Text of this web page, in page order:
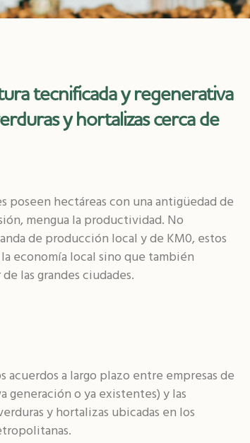
tecnificada y regenerativa
y hortalizas cerca de
poseen hectáreas con una antigüedad de
mengua la productividad. No
de producción local y de KM0, estos
economía local sino que también
las grandes ciudades.
a largo plazo entre empresas de
generación o ya existentes) y las
y hortalizas ubicadas en los